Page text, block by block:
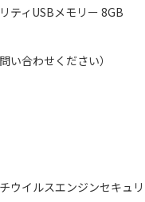
ティUSBメモリー 8GB
い合わせください）
ウイルスエンジンセキュ